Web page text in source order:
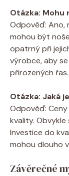
Otázka:
Odpověď: Ano,
mohou být
opatrný při
výrobce, aby
přirozených řas.
Otázka: Jaká
Odpověď:
kvality.
Investice do
mohou dlouho
Závěrečné